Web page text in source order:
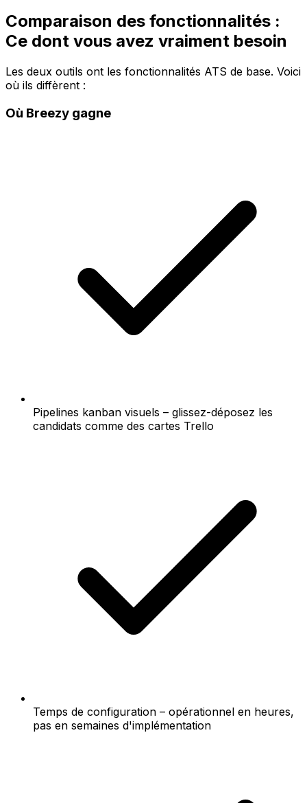
Comparaison des fonctionnalités :
Ce dont vous avez vraiment besoin
Les deux outils ont les fonctionnalités ATS de base. Voici
où ils diffèrent :
Où Breezy gagne
Pipelines kanban visuels – glissez-déposez les
candidats comme des cartes Trello
Temps de configuration – opérationnel en heures,
pas en semaines d'implémentation